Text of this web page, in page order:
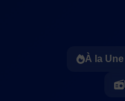
À la Une